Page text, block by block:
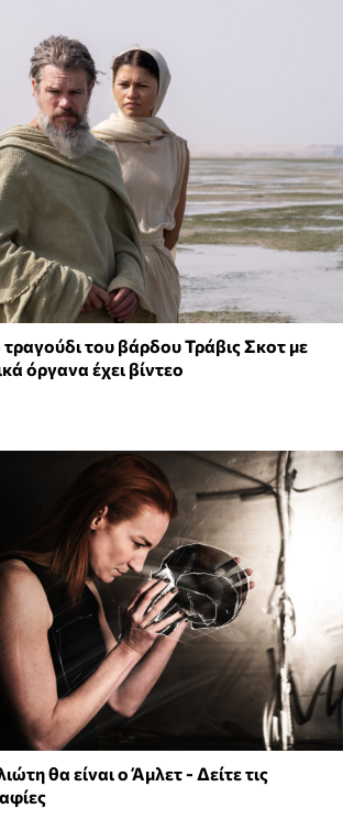
του βάρδου Τράβις Σκοτ με
όργανα έχει βίντεο
θα είναι ο Άμλετ - Δείτε τις